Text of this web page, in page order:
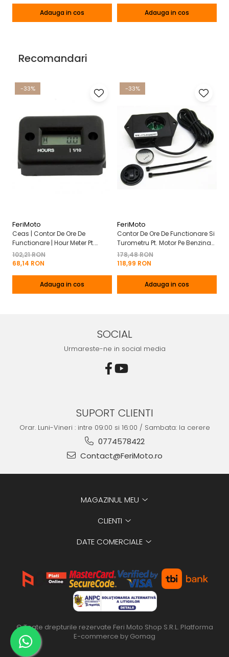
Adauga in cos Adauga in cos
Recomandari
-33%
FeriMoto
Ceas | Contor De Ore De
Functionare | Hour Meter Pt.
Motor Pe Benzina 2T | 4T
102,21 RON
68,14 RON
Adauga in cos
-33%
FeriMoto
Contor De Ore De Functionare Si
Turometru Pt. Motor Pe Benzina
2T | 4T Cu Capac De Baterie
178,48 RON
118,99 RON
Adauga in cos
SOCIAL
Urmareste-ne in social media
SUPORT CLIENTI
Orar. Luni-Vineri : intre 09:00 si 16:00 / Sambata: la cerere
0774578422
Contact@FeriMoto.ro
MAGAZINUL MEU
CLIENTI
DATE COMERCIALE
© Toate drepturile rezervate Feri Moto Shop S.R.L. Platforma
E-commerce by Gomag